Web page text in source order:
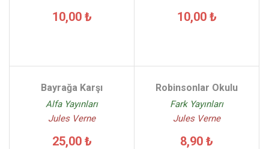
10,00 ₺ 10,00 ₺
Bayrağa Karşı
Alfa Yayınları
Jules Verne
25,00 ₺
Robinsonlar Okulu
Fark Yayınları
Jules Verne
8,90 ₺